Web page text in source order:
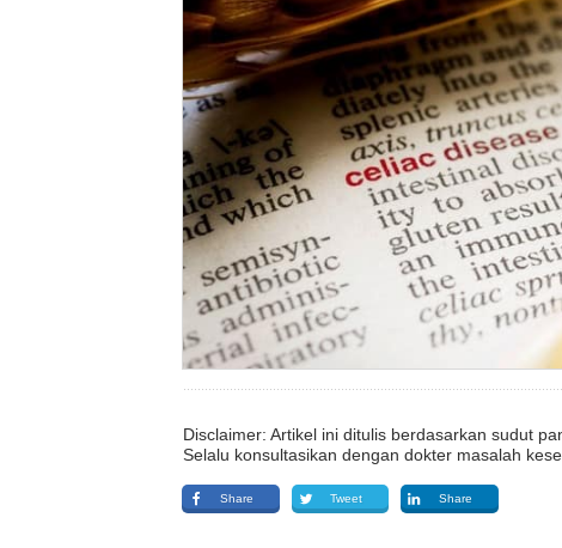
Disclaimer: Artikel ini ditulis berdasarkan sudut
Selalu konsultasikan dengan dokter masalah
Share Tweet Share